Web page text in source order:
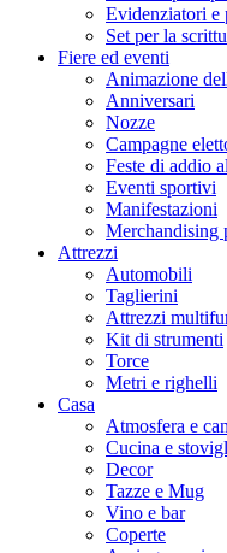
Evidenziatori e
Set per la
Fiere ed eventi
Animazione
Anniversari
Nozze
Campagne
Feste di addio
Eventi sportivi
Manifestazioni
Merchandising
Attrezzi
Automobili
Taglierini
Attrezzi
Kit di strumenti
Torce
Metri e righelli
Casa
Atmosfera e
Cucina e
Decor
Tazze e Mug
Vino e bar
Coperte